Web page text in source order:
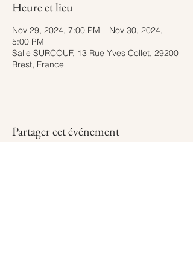
Heure et lieu
Nov 29, 2024, 7:00 PM – Nov 30, 2024,
5:00 PM
Salle SURCOUF, 13 Rue Yves Collet, 29200
Brest, France
Partager cet événement